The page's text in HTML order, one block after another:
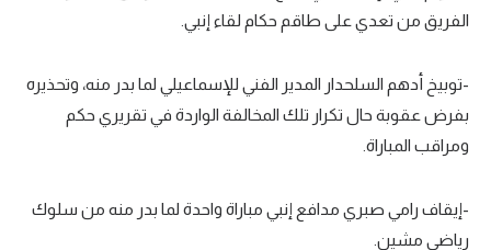
حكايات في الجول
كويز في الجول
فيديو في الجول
الفريق من تعدي على طاقم حكام لقاء إنبي.
-توبيخ أدهم السلحدار المدير الفني للإسماعيلي لما بدر منه، وتحذيره
بفرض عقوبة حال تكرار تلك المخالفة الواردة في تقريري حكم
ومراقب المباراة.
-إيقاف رامي صبري مدافع إنبي مباراة واحدة لما بدر منه من سلوك
رياضي مشين.